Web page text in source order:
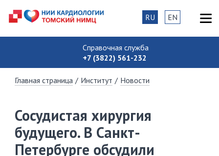
Справочная служба
+7 (3822) 561-232
RU EN
Главная страница / Институт / Новости
Сосудистая хирургия
будущего. В Санкт-
Петербурге обсудили